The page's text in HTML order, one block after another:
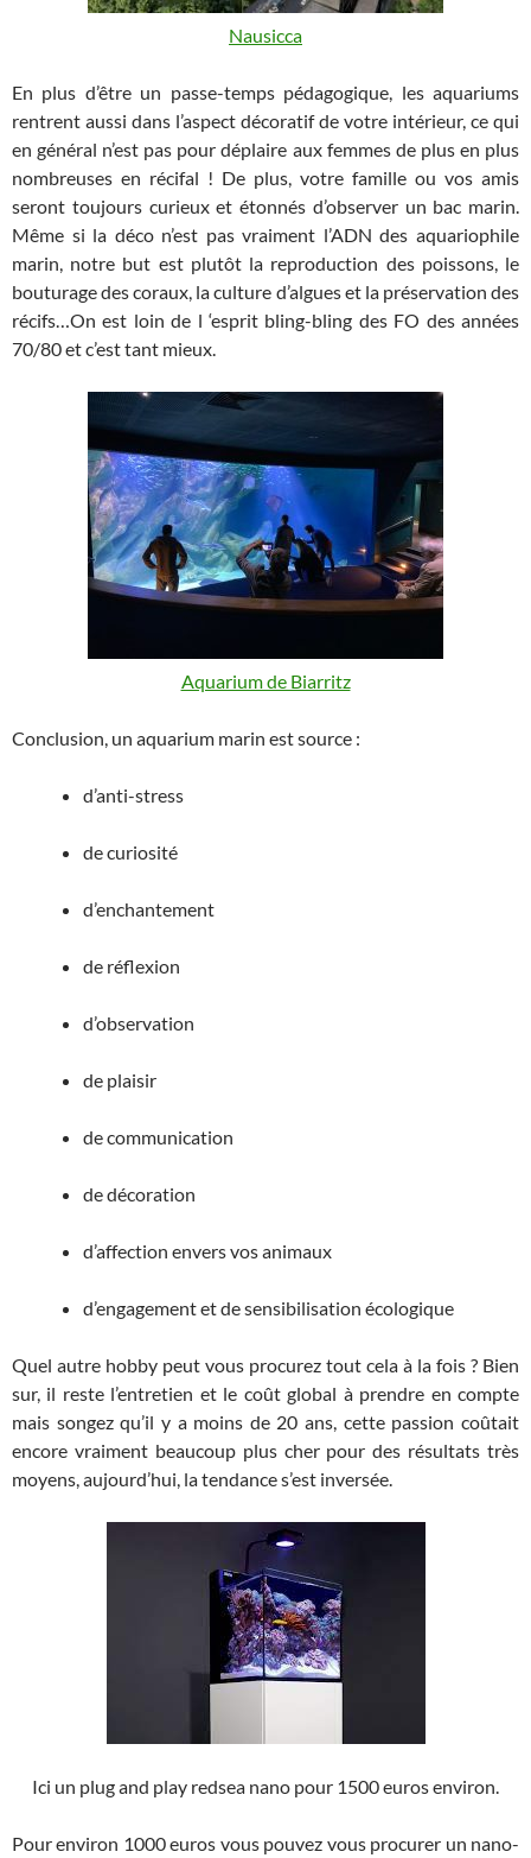
Nausicca
En plus d’être un passe-temps pédagogique, les aquariums
rentrent aussi dans l’aspect décoratif de votre intérieur, ce qui
en général n’est pas pour déplaire aux femmes de plus en plus
nombreuses en récifal ! De plus, votre famille ou vos amis
seront toujours curieux et étonnés d’observer un bac marin.
Même si la déco n’est pas vraiment l’ADN des aquariophile
marin, notre but est plutôt la reproduction des poissons, le
bouturage des coraux, la culture d’algues et la préservation des
récifs…On est loin de l ‘esprit bling-bling des FO des années
70/80 et c’est tant mieux.
Aquarium de Biarritz
Conclusion, un aquarium marin est source :
d’anti-stress
de curiosité
d’enchantement
de réflexion
d’observation
de plaisir
de communication
de décoration
d’affection envers vos animaux
d’engagement et de sensibilisation écologique
Quel autre hobby peut vous procurez tout cela à la fois ? Bien
sur, il reste l’entretien et le coût global à prendre en compte
mais songez qu’il y a moins de 20 ans, cette passion coûtait
encore vraiment beaucoup plus cher pour des résultats très
moyens, aujourd’hui, la tendance s’est inversée.
Ici un plug and play redsea nano pour 1500 euros environ.
Pour environ 1000 euros vous pouvez vous procurer un nano-